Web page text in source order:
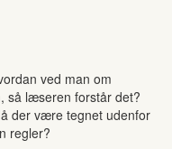
ved man om
så læseren forstår det?
der være tegnet udenfor
regler?